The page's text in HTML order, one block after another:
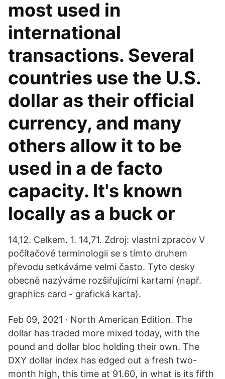
most used in
international
transactions. Several
countries use the U.S.
dollar as their official
currency, and many
others allow it to be
used in a de facto
capacity. It's known
locally as a buck or
14,12. Celkem. 1. 14,71. Zdroj: vlastní zpracov V
počítačové terminologii se s tímto druhem
převodu setkáváme velmi často. Tyto desky
obecně nazýváme rozšiřujícími kartami (např.
graphics card - grafická karta).
Feb 09, 2021 · North American Edition. The
dollar has traded more mixed today, with the
pound and dollar bloc holding their own. The
DXY dollar index has edged out a fresh two-
month high, this time at 91.60, in what is its fifth